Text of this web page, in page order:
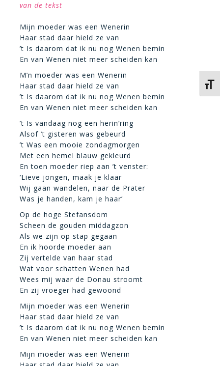
van de tekst
Mijn moeder was een Wenerin
Haar stad daar hield ze van
’t Is daarom dat ik nu nog Wenen bemin
En van Wenen niet meer scheiden kan
M’n moeder was een Wenerin
Haar stad daar hield ze van
’t Is daarom dat ik nu nog Wenen bemin
En van Wenen niet meer scheiden kan
’t Is vandaag nog een herin’ring
Alsof ’t gisteren was gebeurd
’t Was een mooie zondagmorgen
Met een hemel blauw gekleurd
En toen moeder riep aan ’t venster:
‘Lieve jongen, maak je klaar
Wij gaan wandelen, naar de Prater
Was je handen, kam je haar’
Op de hoge Stefansdom
Scheen de gouden middagzon
Als we zijn op stap gegaan
En ik hoorde moeder aan
Zij vertelde van haar stad
Wat voor schatten Wenen had
Wees mij waar de Donau stroomt
En zij vroeger had gewoond
Mijn moeder was een Wenerin
Haar stad daar hield ze van
’t Is daarom dat ik nu nog Wenen bemin
En van Wenen niet meer scheiden kan
Mijn moeder was een Wenerin